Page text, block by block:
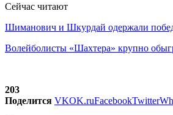
Сейчас читают
Шиманович и Шкурдай одержали
Волейболисты «Шахтера» крупно
203
Поделится VKOK.ruFacebookTwitter